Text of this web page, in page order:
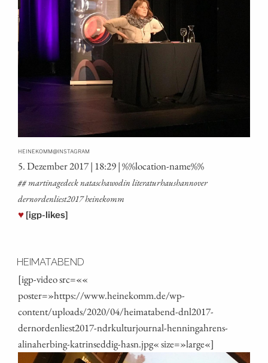
HEINEKOMM@INSTAGRAM
5. Dezem­ber 2017 | 18:29 | %%loca­ti­on-name%%
## mar­ti­na­ge­deck nata­scha­wo­din lite­ra­tur­haus­han­no­ver
dernordenliest2017 heinekomm
♥ [igp-likes]
HEIMATABEND
[igp-video src=««
poster=»https://www.heinekomm.de/wp-
content/uploads/2020/04/heimatabend-dnl2017-
dernordenliest2017-ndrkulturjournal-henningahrens-
alinaherbing-katrinseddig-hasn.jpg« size=»large«]